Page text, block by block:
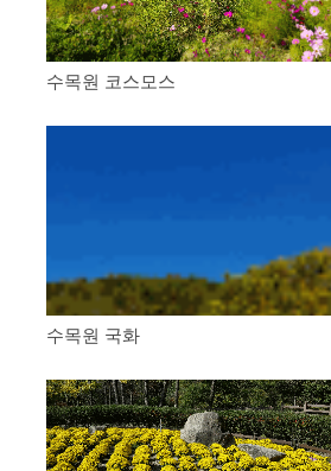
수목원 코스모스
수목원 국화